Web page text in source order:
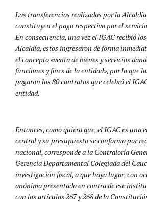
Las transferencias realizadas por la
constituyen el pago respectivo por el
En consecuencia, una vez el IGAC recibió
Alcaldía, estos ingresaron de forma
el concepto «venta de bienes y servicios
funciones y fines de la entidad», por lo que
pagaron los 80 contratos que celebró el
entidad.
Entonces, como quiera que, el IGAC es una
central y su presupuesto se conforma por
nacional, corresponde a la Contraloría
Gerencia Departamental Colegiada del
investigación fiscal, a que haya lugar, con
anónima presentada en contra de ese
con los artículos 267 y 268 de la